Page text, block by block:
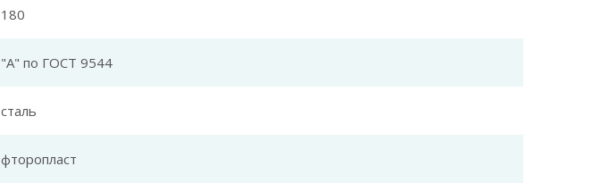
180
"А" по ГОСТ 9544
сталь
фторопласт